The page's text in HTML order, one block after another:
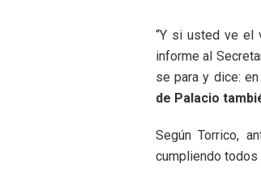
“Y si usted ve el
informe al
se para y dice:
de Palacio
Según Torrico,
cumpliendo